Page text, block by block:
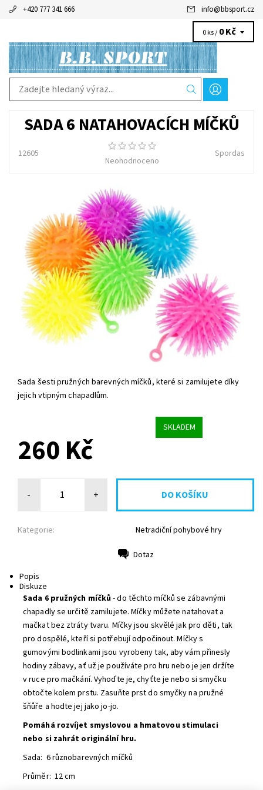
+420 777 341 666 info@bbsport.cz
0 ks / 0 Kč
SADA 6 NATAHOVACÍCH MÍČKŮ
12605
Neohodnoceno
Spordas
Sada šesti pružných barevných míčků, které si zamilujete díky
jejich vtipným chapadlům.
SKLADEM
260 Kč
- +
Kategorie: Netradiční pohybové hry
Dotaz
Popis
Diskuze
Sada 6 pružných míčků- do těchto míčků se zábavnými
chapadly se určitě zamilujete. Míčky můžete natahovat a
mačkat bez ztráty tvaru. Míčky jsou skvělé jak pro děti, tak
pro dospělé, kteří si potřebují odpočinout.Míčky s
gumovými bodlinkami jsou vyrobeny tak, aby vám přinesly
hodiny zábavy, ať už je používáte pro hru nebo je jen držíte
v ruce pro mačkání. Vyhoďte je, chyťte je nebo si smyčku
obtočte kolem prstu. Zasuňte prst do smyčky na pružné
šňůře a hodte jej jako jo-jo.
Pomáhá rozvíjet smyslovou a hmatovou stimulaci
nebo si zahrát originální hru.
Sada: 6 různobarevných míčků
Průměr: 12 cm